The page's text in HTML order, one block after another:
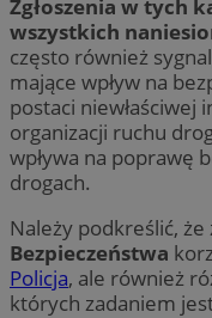
Zgłoszenia w tych
wszystkich
często również
mające wpływ na
postaci niewłaściwej
organizacji ruchu
wpływa na poprawę
drogach.
Należy podkreślić, że
Bezpieczeństwa
Policja, ale również
których zadaniem